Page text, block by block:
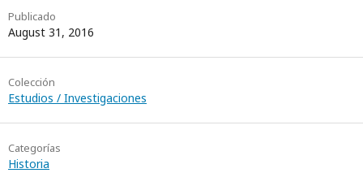
Slatman
Publicado
August 31, 2016
Colección
Estudios / Investigaciones
Categorías
Historia